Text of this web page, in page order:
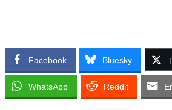
Facebook Bluesky
WhatsApp Reddit